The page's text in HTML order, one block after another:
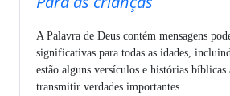
A Palavra de Deus contém mensagens
significativas para todas as idades,
estão alguns versículos e histórias bíblicas
transmitir verdades importantes.